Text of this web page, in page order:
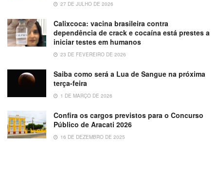
27 DE JULHO DE 2026
Calixcoca: vacina brasileira contra
dependência de crack e cocaína está prestes a
iniciar testes em humanos
23 DE FEVEREIRO DE 2026
Saiba como será a Lua de Sangue na próxima
terça-feira
1 DE MARÇO DE 2026
Confira os cargos previstos para o Concurso
Público de Aracati 2026
16 DE DEZEMBRO DE 2025